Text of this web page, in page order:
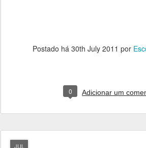
Postado há 30th July 2011 por
0 Adicionar um
JUL